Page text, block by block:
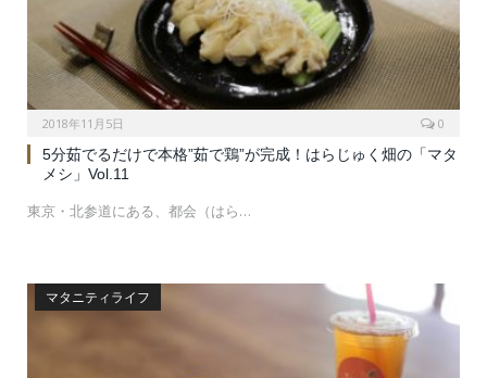
2018年11月5日 0
5分茹でるだけで本格”茹で鶏”が完成！はらじゅく畑の「マタ
メシ」Vol.11
東京・北参道にある、都会（はら…
マタニティライフ